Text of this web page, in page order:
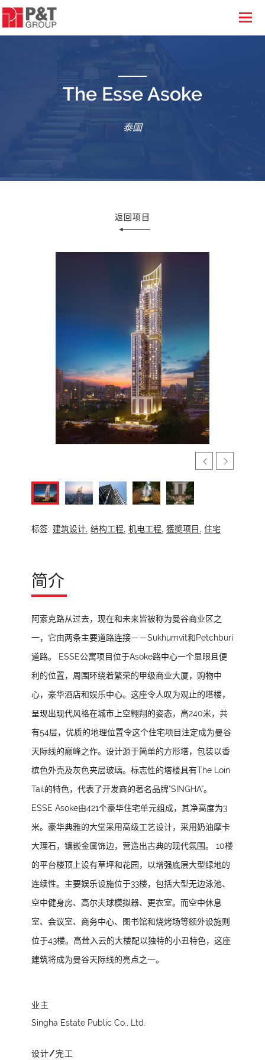
The Esse Asoke
泰国
返回项目
标签: 建筑设计, 结构工程, 机电工程, 獲奬项目, 住宅
简介
阿索克路从过去，现在和未来皆被称为曼谷商业区之
一，它由两条主要道路连接－－Sukhumvit和Petchburi
道路。 ESSE公寓项目位于Asoke路中心一个显眼且便
利的位置，周围环绕着繁荣的甲级商业大厦，购物中
心，豪华酒店和娱乐中心。这座令人叹为观止的塔楼，
呈现出现代风格在城市上空翱翔的姿态，高240米，共
有54层，优质的地理位置令这个住宅项目注定成为曼谷
天际线的巅峰之作。设计源于简单的方形塔，包装以香
槟色外壳及灰色夹层玻璃。标志性的塔楼具有The Loin
Tail的特色，代表了开发商的著名品牌“SINGHA”。
ESSE Asoke由421个豪华住宅单元组成，其净高度为3
米。豪华典雅的大堂采用高级工艺设计，采用奶油摩卡
大理石，镶嵌金属饰边，营造出古典的现代氛围。 10楼
的平台楼顶上设有草坪和花园，以增强底层大型绿地的
连续性。主要娱乐设施位于33楼，包括大型无边泳池、
空中健身房、高尔夫球模拟器、更衣室。而空中休息
室、会议室、商务中心、图书馆和烧烤场等额外设施则
位于43楼。高耸入云的大楼配以独特的小丑特色，这座
建筑将成为曼谷天际线的亮点之一。
业主
Singha Estate Public Co., Ltd.
设计/完工